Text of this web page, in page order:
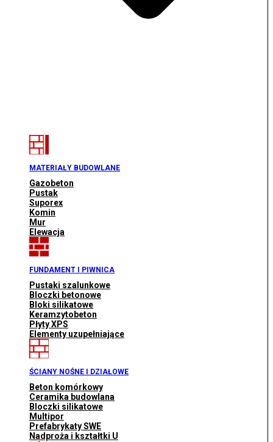
MATERIAŁY BUDOWLANE
Gazobeton
Pustak
Suporex
Komin
Mur
Elewacja
FUNDAMENT I PIWNICA
Pustaki szalunkowe
Bloczki betonowe
Bloki silikatowe
Keramzytobeton
Płyty XPS
Elementy uzupełniające
ŚCIANY NOŚNE I DZIAŁOWE
Beton komórkowy
Ceramika budowlana
Bloczki silikatowe
Multipor
Prefabrykaty SWE
Nadproża i kształtki U